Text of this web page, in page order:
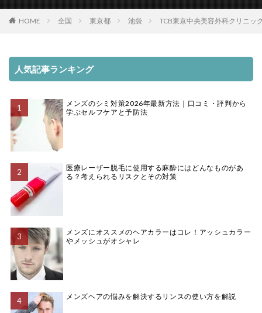
HOME 全国 東京都 池袋 TCB東京中央美容外科クリニッ
人気記事ランキング
メンズのシミ対策2026年最新方法｜口コミ・評判から
学ぶセルフケアと予防法
医療レーザー脱毛に使用する麻酔にはどんなものがあ
る？考えられるリスクとその対策
メンズにオススメのヘアカラーはコレ！アッシュカラー
やメッシュがオシャレ
メンズヘアの悩みを解決するリンスの使い方を解説